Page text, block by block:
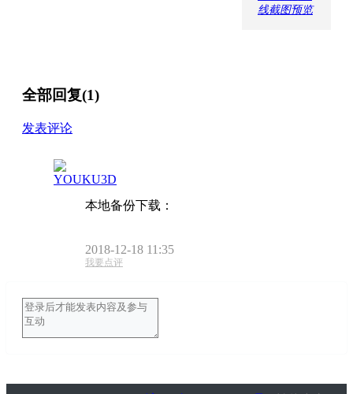
线截图预览
全部回复(1)
发表评论
YOUKU3D
本地备份下载：
2018-12-18 11:35
我要点评